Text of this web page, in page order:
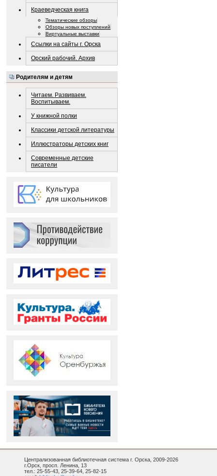
Краеведческая книга
Тематические обзоры
Обзоры новых поступлений
Виртуальные выставки
Ссылки на сайты г. Орска
Орский рабочий. Архив
Родителям и детям
Читаем. Развиваем.
Воспитываем.
У книжной полки
Классики детской литературы
Иллюстраторы детских книг
Современные детские
писатели
Централизованная библиотечная система г. Орска, 2009-2026
г.Орск, просп. Ленина, 13
тел.: 25-55-43, 25-39-64, 25-82-15